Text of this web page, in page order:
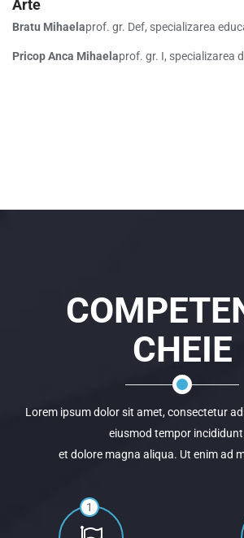
Arte
Bratu Mihaelaprof. gr. Def, specializarea
Pricop Anca Mihaelaprof. gr. I, specializarea
CHEIE
Lorem ipsum dolor sit amet, consectetur
eiusmod tempor
et dolore magna aliqua. Ut enim ad
1